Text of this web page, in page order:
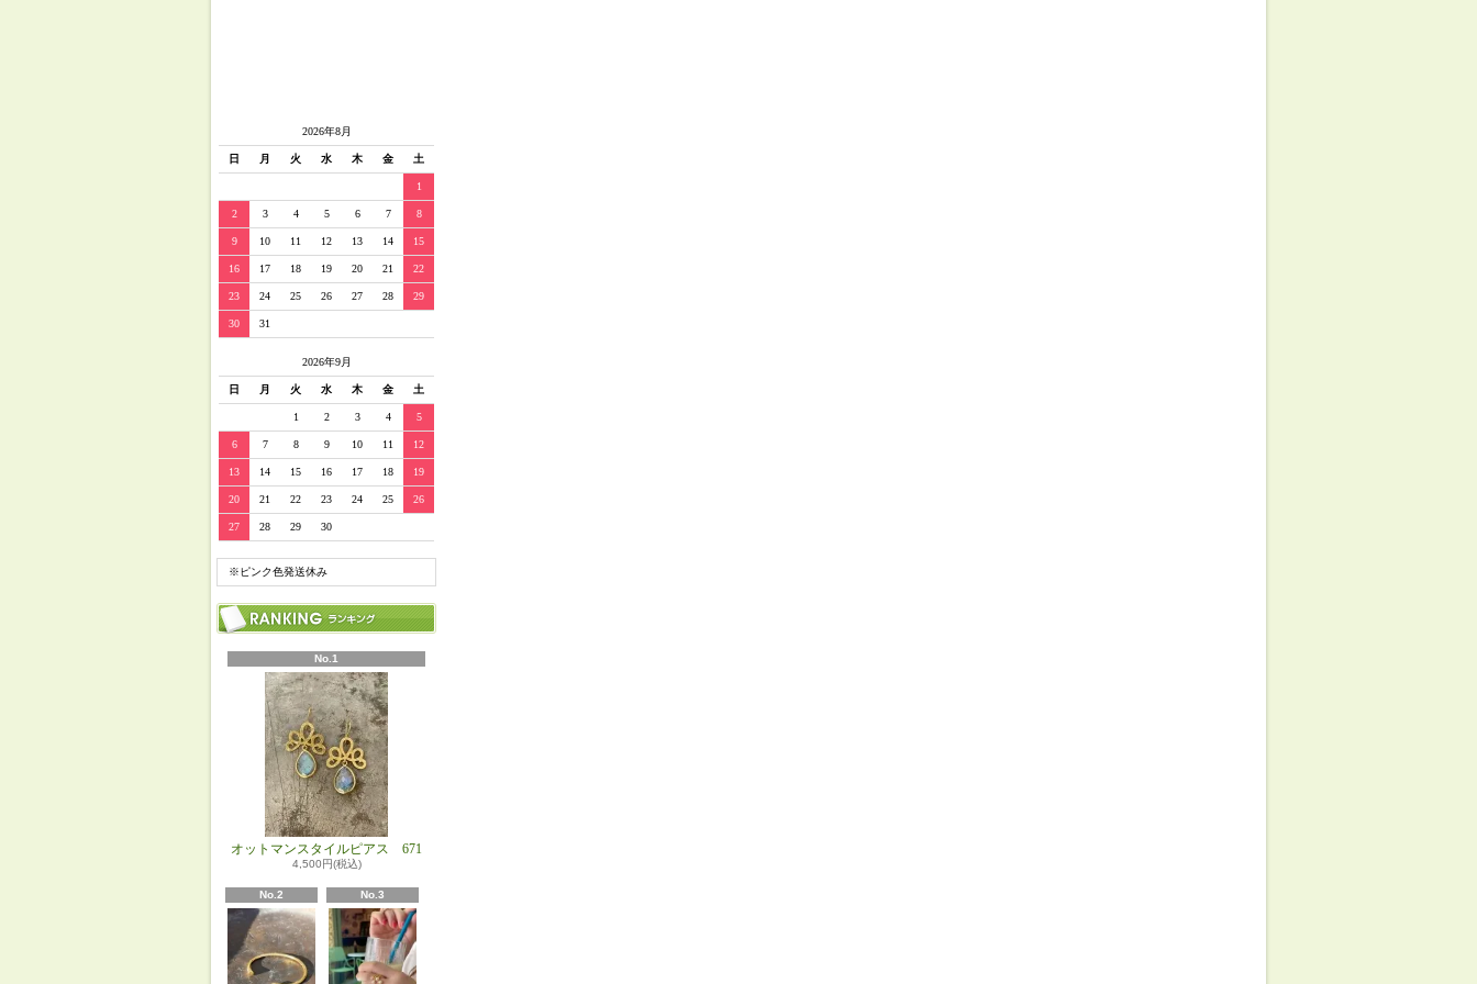
2026年8月
日 月 火 水 木 金 土
1
2 3 4 5 6 7 8
9 10 11 12 13 14 15
16 17 18 19 20 21 22
23 24 25 26 27 28 29
30 31
2026年9月
日 月 火 水 木 金 土
1 2 3 4 5
6 7 8 9 10 11 12
13 14 15 16 17 18 19
20 21 22 23 24 25 26
27 28 29 30
※ピンク色発送休み
No.1
オットマンスタイルピアス 671
4,500円(税込)
No.2 No.3